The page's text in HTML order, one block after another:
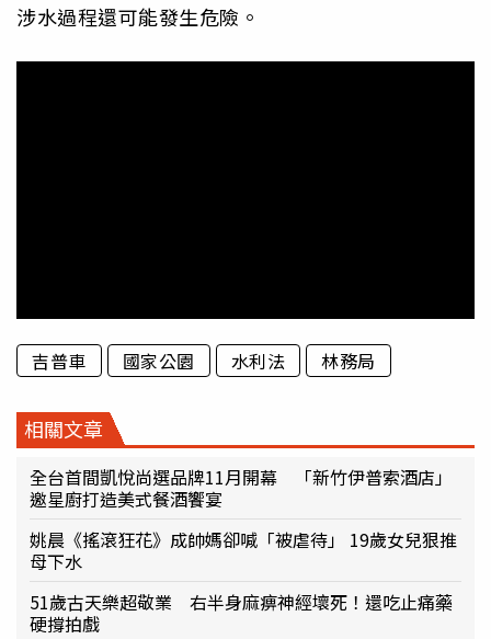
涉水過程還可能發生危險。
吉普車 國家公園 水利法 林務局
相關文章
全台首間凱悅尚選品牌11月開幕 「新竹伊普索酒店」
邀星廚打造美式餐酒饗宴
姚晨《搖滾狂花》成帥媽卻喊「被虐待」 19歲女兒狠推
母下水
51歲古天樂超敬業 右半身麻痹神經壞死！還吃止痛藥
硬撐拍戲